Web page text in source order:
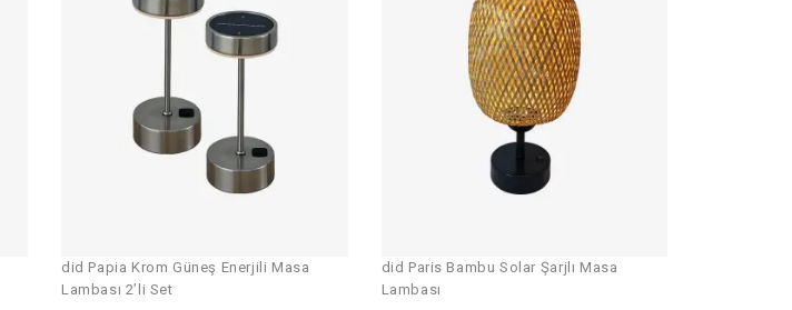
did Papia Krom Güneş Enerjili Masa
Lambası 2’li Set
did Paris Bambu Solar Şarjlı Masa
Lambası